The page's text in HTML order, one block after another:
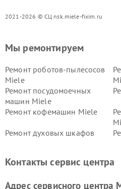
2021-2026 © СЦ nsk.miele-fixim.ru
Мы ремонтируем
Ремонт роботов-пылесосов
Miele
Ремонт посудомоечных
машин Miele
Ремонт кофемашин Miele
Ремонт духовых шкафов
Miele
Miele
Контакты сервис центра
Адрес сервисного центра